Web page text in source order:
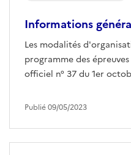
Informations
Les modalités
programme des
officiel n° 37 du 1er
Publié 09/05/2023